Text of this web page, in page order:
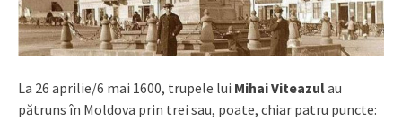
La 26 aprilie/6 mai 1600, trupele lui Mihai Viteazulau
pătruns în Moldova prin trei sau, poate, chiar patru puncte: